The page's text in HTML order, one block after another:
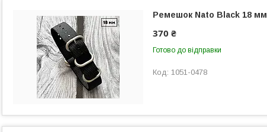
Ремешок Nato Black 18 мм
370 ₴
Готово до відправки
1051-0478